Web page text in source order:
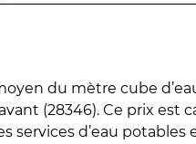
du mètre cube
(28346). Ce prix est
services d’eau potables